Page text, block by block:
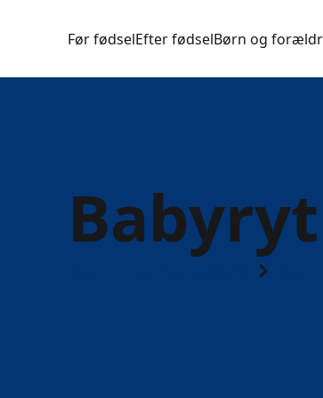
Før fødselEfter fødselBørn og